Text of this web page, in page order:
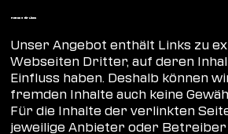
Haftung für Links
Unser Angebot enthält Links zu
Webseiten Dritter, auf deren
Einfluss haben. Deshalb können
fremden Inhalte auch keine
Für die Inhalte der verlinkten
jeweilige Anbieter oder